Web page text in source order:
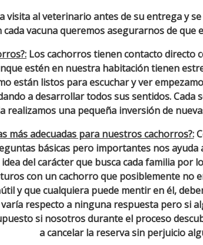
visita al veterinario antes de su entrega y
vacuna queremos asegurarnos de que
Los cachorros tienen contacto directo
estén en nuestra habitación tienen
están listos para escuchar y ver
a desarrollar todos sus sentidos. Cada
realizamos una pequeña inversión de
más adecuadas para nuestros cachorros?:
básicas pero importantes nos
del carácter que busca cada familia por
con un cachorro que posiblemente no
y que cualquiera puede mentir en él,
respecto a ninguna respuesta pero si
si nosotros durante el proceso
a cancelar la reserva sin perjuicio